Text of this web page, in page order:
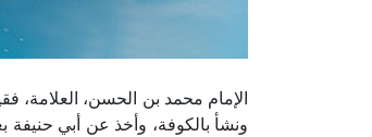
الإمام محمد بن الحسن، العلامة،
ونشأ بالكوفة، وأخذ عن أبي